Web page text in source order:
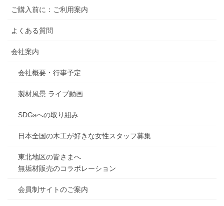
ご購入前に：ご利用案内
よくある質問
会社案内
会社概要・行事予定
製材風景 ライブ動画
SDGsへの取り組み
日本全国の木工が好きな女性スタッフ募集
東北地区の皆さまへ
無垢材販売のコラボレーション
会員制サイトのご案内